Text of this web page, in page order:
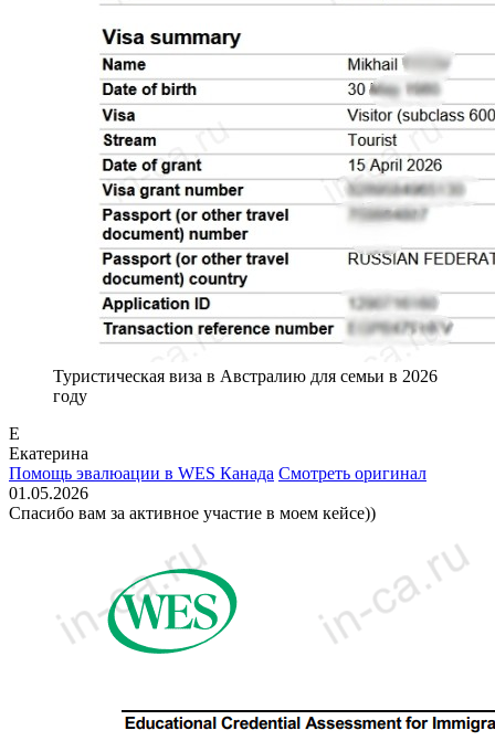
Туристическая виза в Австралию для семьи в 2026
году
Е
Екатерина
Помощь эвалюации в WES Канада Смотреть оригинал
01.05.2026
Спасибо вам за активное участие в моем кейсе))